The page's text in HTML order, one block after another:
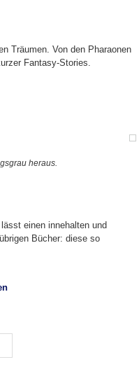
Träumen. Von den Pharaonen
Fantasy-Stories.
heraus.
einen innehalten und
Bücher: diese so